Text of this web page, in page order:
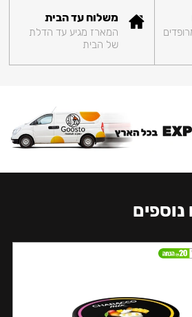
משלוח עד הבית
המארז מגיע עד הדלת
של הבית
נוספים